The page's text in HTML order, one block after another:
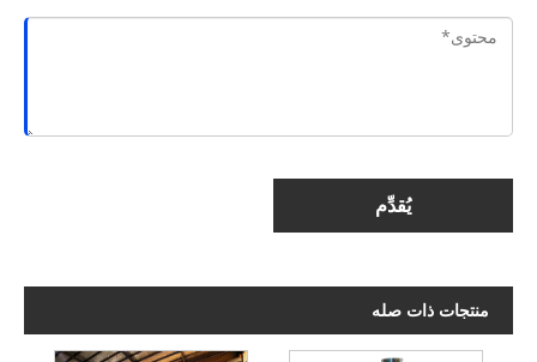
يُقدِّم
منتجات ذات صله